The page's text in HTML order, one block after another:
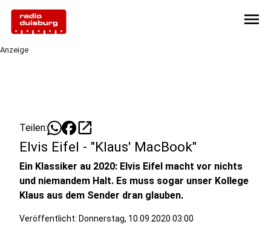
menu
Anzeige
Teilen: open_in_new
Elvis Eifel - "Klaus' MacBook"
Ein Klassiker au 2020: Elvis Eifel macht vor nichts
und niemandem Halt. Es muss sogar unser Kollege
Klaus aus dem Sender dran glauben.
Veröffentlicht: Donnerstag, 10.09.2020 03:00